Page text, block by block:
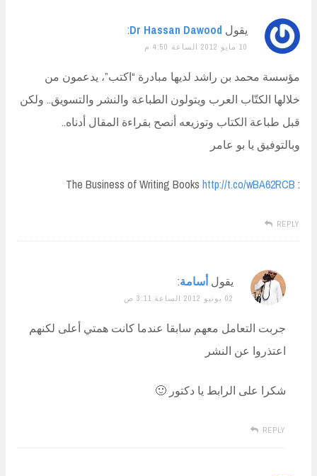
يقول Dr Hassan Dawood
:
10 مايو 2012 الساعة 4:50 م
مؤسسة محمد بن راشد لديها مبادرة “اكتب”، يدعمون من
خلالها الكتّاب العرب ويتولون الطباعة والنشر والتسويق.. ولكن
قبل طباعة الكتاب وتوزيعه أنصح بقراءة المقال أدناه..
وبالتوفيق يا بو عامر
: The Business of Writing Books
http://t.co/wBA62RCB
REPLY
يقول أسامة:
02 يونيو 2012 الساعة 3:11 ص
جربت التعامل معهم سابقا عندما كانت همتي أعلى لكنهم
اعتذروا عن النشر
شكرا على الرابط يا دكتور 🙂
REPLY